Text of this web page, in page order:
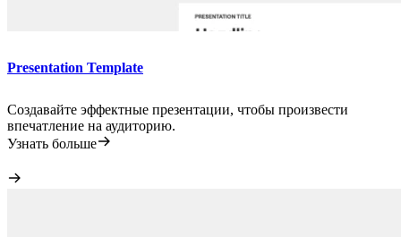
Presentation Template
Создавайте эффектные презентации, чтобы произвести
впечатление на аудиторию.
Узнать больше